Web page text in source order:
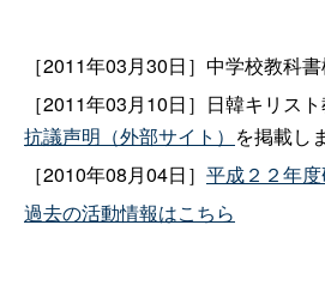
［2011年03月30日］中学校教科
［2011年03月10日］日韓キリス
抗議声明（外部サイト） を掲載し
［2010年08月04日］ 平成２２年
過去の活動情報はこちら